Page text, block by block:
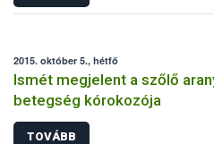
2015. október 5., hétfő
Ismét megjelent a szőlő
betegség kórokozója
TOVÁBB